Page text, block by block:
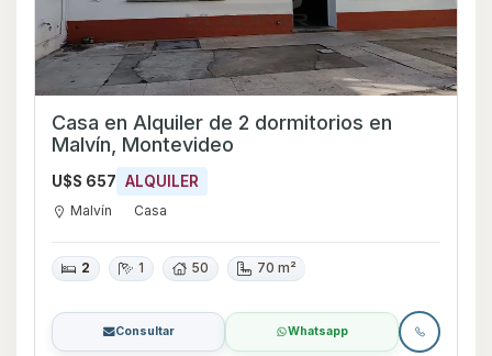
Casa en Alquiler de 2 dormitorios en
Malvín, Montevideo
U$S 657 ALQUILER
Malvín Casa
2 1 50 70 m²
Consultar Whatsapp